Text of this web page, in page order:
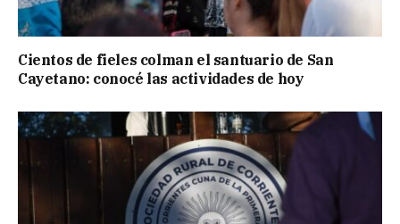
Cientos de fieles colman el santuario de San
Cayetano: conocé las actividades de hoy